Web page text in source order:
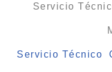
Servicio
Servicio Técnico